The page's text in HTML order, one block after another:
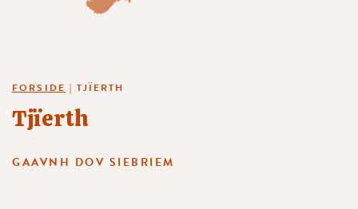
FORSIDE |TJÏERTH
Tjïerth
GAAVNH DOV SIEBRIEM